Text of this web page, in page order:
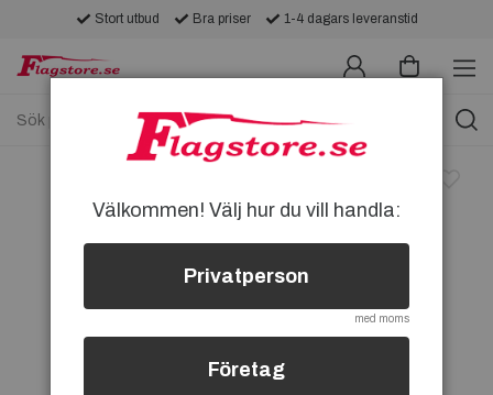
Stort utbud Bra priser 1-4 dagars leveranstid
Välkommen! Välj hur du vill handla:
Privatperson
med moms
Företag